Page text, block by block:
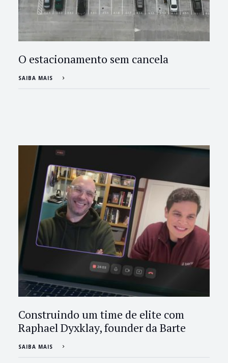
O estacionamento sem cancela
SAIBA MAIS
Construindo um time de elite com
Raphael Dyxklay, founder da Barte
SAIBA MAIS